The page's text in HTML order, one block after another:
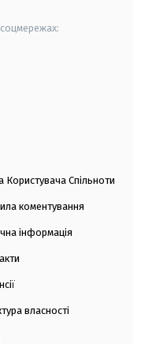
Користувача Спільноти
коментування
інформація
власності